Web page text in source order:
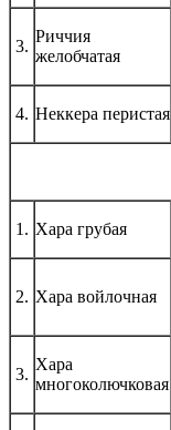
3.
Риччия
желобчатая
4. Неккера перистая
1. Хара грубая
2. Хара войлочная
3.
Хара
многоколючковая